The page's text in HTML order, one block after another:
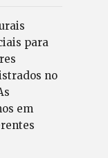
para
no
em